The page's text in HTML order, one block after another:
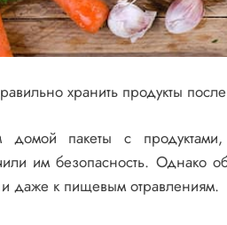
хранить продукты
пакеты с
им безопасность. Однако
даже к пищевым отравлениям.